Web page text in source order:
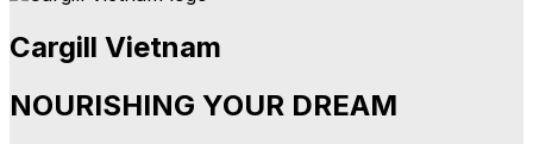
Cargill Vietnam
NOURISHING YOUR DREAM